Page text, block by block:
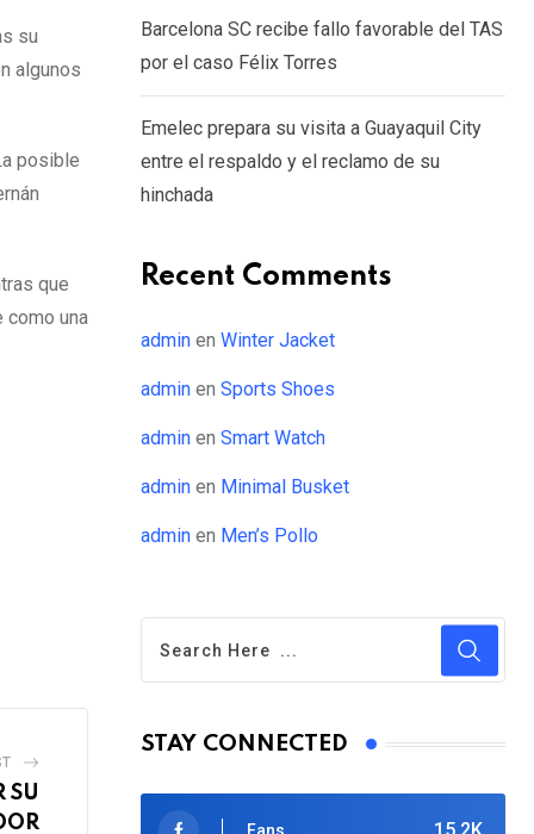
su
algunos
posible
que
como una
SU
Barcelona SC recibe fallo favorable del TAS
por el caso Félix Torres
Emelec prepara su visita a Guayaquil City
entre el respaldo y el reclamo de su
hinchada
Recent Comments
admin en Winter Jacket
admin en Sports Shoes
admin en Smart Watch
admin en Minimal Busket
admin en Men’s Pollo
STAY CONNECTED